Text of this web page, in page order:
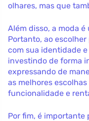
olhares, mas que
Além disso, a moda
Portanto, ao
com sua identidade
investindo de forma
expressando de
as melhores
funcionalidade e
Por fim, é importante